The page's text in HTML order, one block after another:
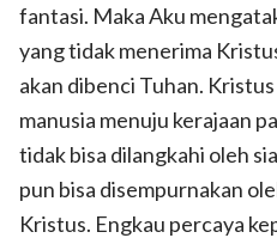
fantasi. Maka Aku
yang tidak menerima
akan dibenci Tuhan.
manusia menuju kerajaan
tidak bisa dilangkahi oleh
pun bisa disempurnakan
Kristus. Engkau percaya